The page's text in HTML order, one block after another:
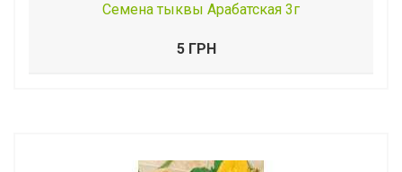
Семена тыквы Арабатская 3г
5 ГРН